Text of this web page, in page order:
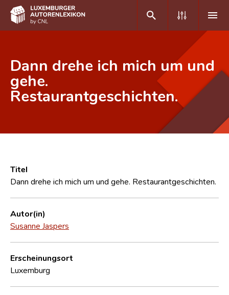
DE FR
Home
Erweiterte Suche
CNL
Forschungsgruppe
Kontakt
Dann drehe ich mich um und
gehe.
Restaurantgeschichten.
Titel
Dann drehe ich mich um und gehe. Restaurantgeschichten.
Autor(in)
Susanne Jaspers
Erscheinungsort
Luxemburg